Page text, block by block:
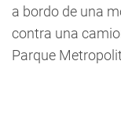
a bordo de una
contra una
Parque